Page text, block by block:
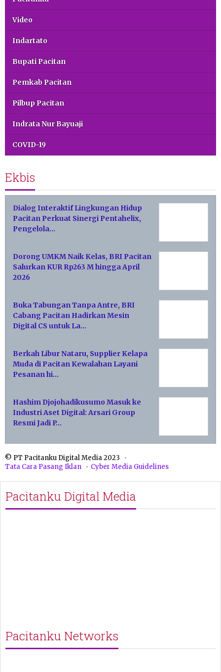
Video
Indartato
Bupati Pacitan
Pemkab Pacitan
Pilbup Pacitan
Indrata Nur Bayuaji
COVID-19
Ekbis
Dialog Interaktif Lingkungan Hidup
Pacitan Perkuat Sinergi Pentahelix,
Pengelola…
Dorong UMKM Naik Kelas, BRI Pacitan
Salurkan KUR Rp263 M hingga April
2026
Buka Tabungan Tanpa Antre, BRI
Cabang Pacitan Hadirkan Mesin
Digital CS untuk La…
Berkah Libur Nataru, Supplier Kelapa
Muda di Pacitan Kewalahan Layani
Pesanan hi…
Hashim Djojohadikusumo Masuk ke
Industri Aset Digital: Arsari Group
Resmi Jadi P…
© PT Pacitanku Digital Media 2023
Tata Cara Pasang Iklan
Cyber Media Guidelines
Pacitanku Digital Media
Pacitanku Networks